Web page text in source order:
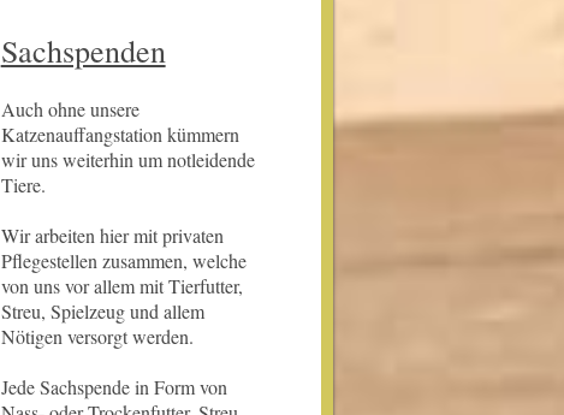
Sachspenden
Auch ohne unsere
Katzenauffangstation kümmern
wir uns weiterhin um notleidende
Tiere.
Wir arbeiten hier mit privaten
Pflegestellen zusammen, welche
von uns vor allem mit Tierfutter,
Streu, Spielzeug und allem
Nötigen versorgt werden.
Jede Sachspende in Form von